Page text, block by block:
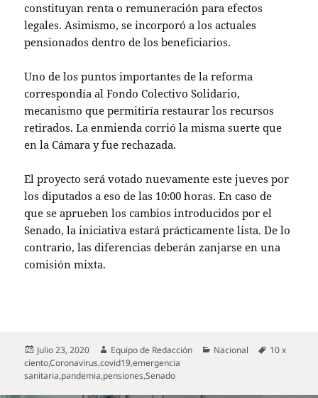
constituyan renta o remuneración para efectos
legales. Asimismo, se incorporó a los actuales
pensionados dentro de los beneficiarios.
Uno de los puntos importantes de la reforma
correspondía al Fondo Colectivo Solidario,
mecanismo que permitiría restaurar los recursos
retirados. La enmienda corrió la misma suerte que
en la Cámara y fue rechazada.
El proyecto será votado nuevamente este jueves por
los diputados a eso de las 10:00 horas. En caso de
que se aprueben los cambios introducidos por el
Senado, la iniciativa estará prácticamente lista. De lo
contrario, las diferencias deberán zanjarse en una
comisión mixta.
Publicado
el
Julio 23, 2020 Autor
Equipo de Redacción Categorías
Nacional Etiquetas
10 x
ciento,Coronavirus,covid19,emergencia
sanitaria,pandemia,pensiones,Senado